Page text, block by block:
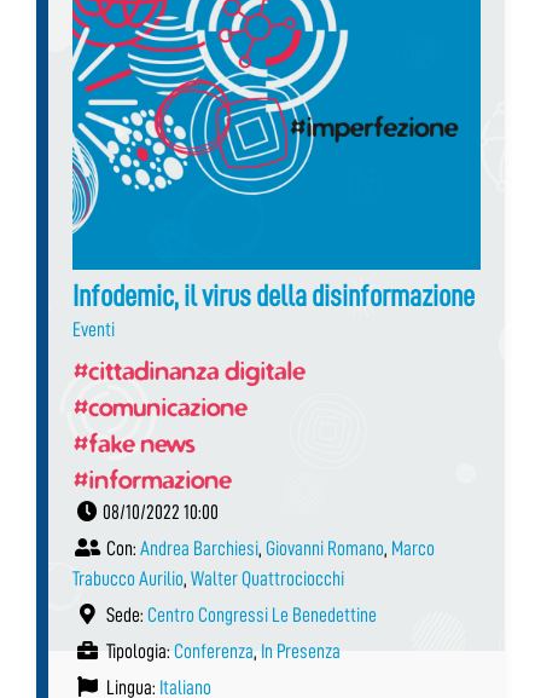
Infodemic, il virus della disinformazione
Eventi
#cittadinanza digitale
#comunicazione
#fake news
#informazione
08/10/2022 10:00
Con: Andrea Barchiesi, Giovanni Romano, Marco
Trabucco Aurilio, Walter Quattrociocchi
Sede: Centro Congressi Le Benedettine
Tipologia: Conferenza, In Presenza
Lingua: Italiano